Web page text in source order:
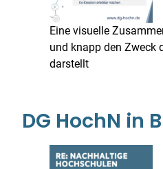
Eine visuelle
und knapp den Zweck
darstellt
DG HochN in